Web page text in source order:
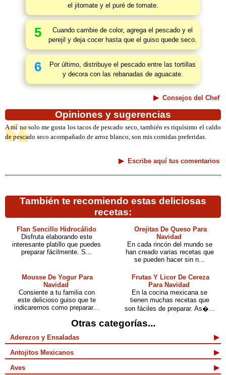
el jitomate y el puré de tomate.
5
Cuando cambie de color, agrega el pescado y el
perejil y deja cocer hasta que el guiso quede seco.
6
Por último, distribuye el pescado entre las tortillas
y decora con las rebanadas de aguacate.
Consejos del Chef
Opiniones y sugerencias
A mí no solo me gusta los tacos de pescado seco, también es riquísimo el caldo
de pescado seco acompañado de arroz blanco, son mis comidas preferidas.
Escribe aquí tus comentarios
También te recomiendo estas deliciosas
recetas:
Flan Sencillo Hidrocálido
Disfruta elaborando este
interesante platillo que puedes
preparar fácilmente. S...
Orejitas De Queso Para
Navidad
En cada rincón del mundo se
han creado varias recetas que
se pueden hacer sin n...
Mousse De Yogur Para
Navidad
Consiente a tu familia con
este delicioso guiso que te
indicaremos como preparar...
Frutas Y Licor De Cereza
Para Navidad
En la cocina mexicana se
tienen muchas recetas que
son fáciles de preparar. As�...
Otras categorías...
Aderezos y Ensaladas
Antojitos Mexicanos
Aves